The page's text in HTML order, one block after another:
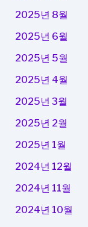
2025년 8월
2025년 6월
2025년 5월
2025년 4월
2025년 3월
2025년 2월
2025년 1월
2024년 12월
2024년 11월
2024년 10월